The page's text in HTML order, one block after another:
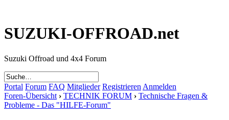
SUZUKI-OFFROAD.net
Suzuki Offroad und 4x4 Forum
Portal Forum FAQ Mitglieder Registrieren Anmelden
Foren-Übersicht › TECHNIK FORUM › Technische Fragen &
Probleme - Das "HILFE-Forum"